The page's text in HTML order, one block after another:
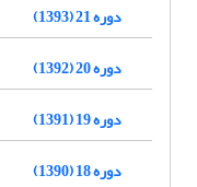
دوره 21 (1393)
دوره 20 (1392)
دوره 19 (1391)
دوره 18 (1390)